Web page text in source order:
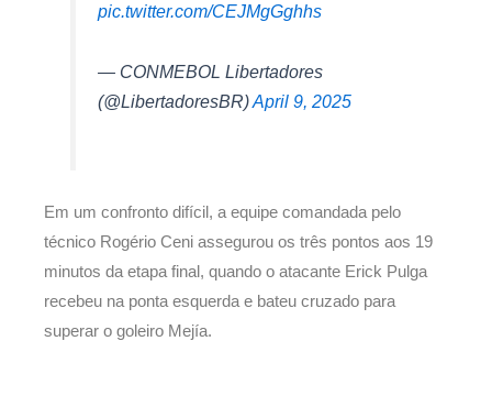
pic.twitter.com/CEJMgGghhs
— CONMEBOL Libertadores
(@LibertadoresBR)April 9, 2025
Em um confronto difícil, a equipe comandada pelo
técnico Rogério Ceni assegurou os três pontos aos 19
minutos da etapa final, quando o atacante Erick Pulga
recebeu na ponta esquerda e bateu cruzado para
superar o goleiro Mejía.